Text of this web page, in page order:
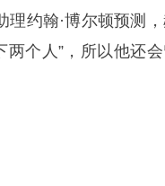
理约翰·博尔顿预测
两个人”，所以他还会